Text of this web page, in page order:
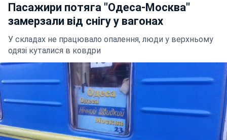
Пасажири потяга "Одеса-Москва"
замерзали від снігу у вагонах
У складах не працювало опалення, люди у верхньому
одязі куталися в ковдри